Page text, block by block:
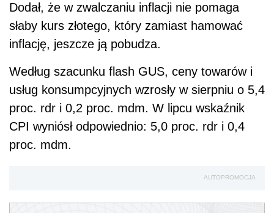
Dodał, że w zwalczaniu inflacji nie pomaga
słaby kurs złotego, który zamiast hamować
inflację, jeszcze ją pobudza.
Według szacunku flash GUS, ceny towarów i
usług konsumpcyjnych wzrosły w sierpniu o 5,4
proc. rdr i 0,2 proc. mdm. W lipcu wskaźnik
CPI wyniósł odpowiednio: 5,0 proc. rdr i 0,4
proc. mdm.
AUTOPROMOCJA